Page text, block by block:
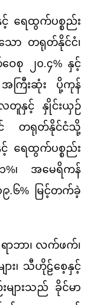
ရေထွက်ပစ္စည်း
ော တရုတ်နိုင်ငံ၊
စု ၂၀.၄% နှင့်
ကြီးဆုံး ပို့ကုန်
တူနှင့် နှိုင်းယှဉ်
တရုတ်နိုင်ငံသို့
ရေထွက်ပစ္စည်း
%၊ အမေရိကန်
.၆% မြင့်တက်ခဲ့
ာဘာ၊ လက်ဖက်၊
း၊ သီဟိုဠ်စေ့နှင့်
ျားသည် ခိုင်မာ